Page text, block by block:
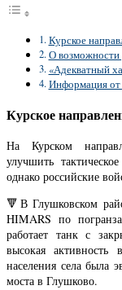
Курское
О
«Адекватный
Информация от
Курское
На Курском
улучшить
однако российские
🔻В Глушковском
HIMARS по
работает танк с
высокая
населения села была
моста в Глушково.